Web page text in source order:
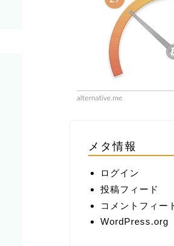
メタ情報
ログイン
投稿フィード
コメントフィー
WordPress.org